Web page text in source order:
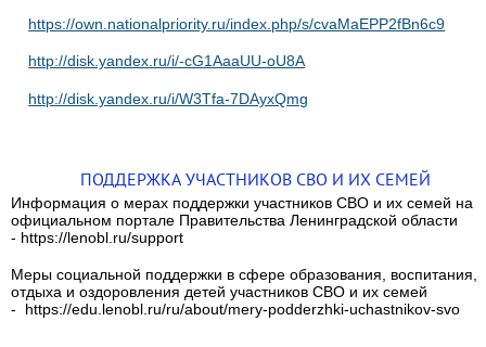
https://own.nationalpriority.ru/index.php/s/cvaMaEPP2fBn6c9
http://disk.yandex.ru/i/-cG1AaaUU-oU8A
http://disk.yandex.ru/i/W3Tfa-7DAyxQmg
ПОДДЕРЖКА УЧАСТНИКОВ СВО И ИХ СЕМЕЙ
Информация о мерах поддержки участников СВО и их семей на
официальном портале Правительства Ленинградской области
- https://lenobl.ru/support
Меры социальной поддержки в сфере образования, воспитания,
отдыха и оздоровления детей участников СВО и их семей
- https://edu.lenobl.ru/ru/about/mery-podderzhki-uchastnikov-svo